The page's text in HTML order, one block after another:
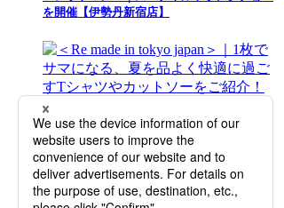
を開催【伊勢丹新宿店】
2026.08.12 - 09.01
＜Re made in tokyo japan＞｜1枚でサマにな
る、夏を品よく快適に過ごすTシャツやカッ
トソーをご紹介！【伊勢丹新宿店】